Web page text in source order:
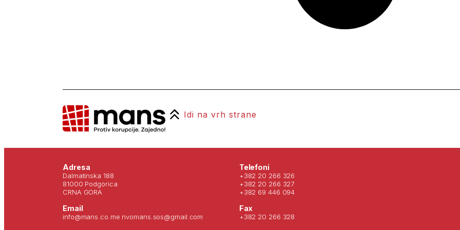
Idi na vrh strane
Adresa
Dalmatinska 188
81000 Podgorica
CRNA GORA
Email
info@mans.co.me nvomans.sos@gmail.com
Telefoni
+382 20 266 326
+382 20 266 327
+382 69 446 094
Fax
+382 20 266 328